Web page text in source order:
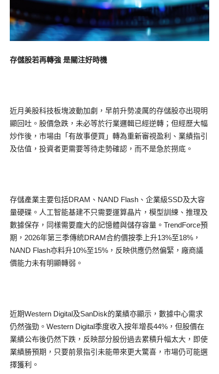
存儲股若再轉強 是關注好時機
近月美股科技板塊波動加劇，早前升勢凌厲的存儲股亦出現明
顯回吐。股價急跌，未必等於行業邏輯已經逆轉；但經歷大幅
炒作後，市場由「有故事便買」轉為重新審視盈利、業績指引
及估值，投資者更需要等待走勢確認，而不是急於撈底。
存儲產業主要包括DRAM、NAND Flash、企業級SSD及大容
量硬碟。人工智能基建不只需要運算晶片，模型訓練、推理及
數據保存，同樣需要龐大的記憶體與儲存容量。TrendForce預
期，2026年第三季傳統DRAM合約價按季上升13%至18%，
NAND Flash亦料升10%至15%，反映供應仍然偏緊，廠商議
價能力未有明顯轉弱。
近期Western Digital及SanDisk的業績亦顯示，數據中心需求
仍然強勁。Western Digital季度收入按年增長44%，但股價在
業績公布後仍然下跌，反映部分股份過去累積升幅太大，即使
業績勝預期，只要前景指引未能帶來更大驚喜，市場仍可能選
擇獲利。